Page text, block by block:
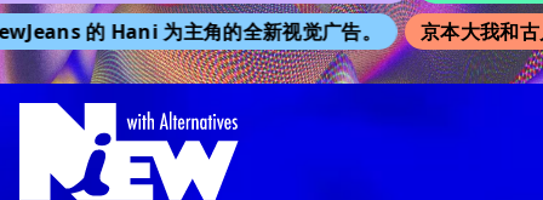
的 Hani 为主角的全新视觉广告。
京本大我和